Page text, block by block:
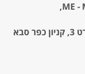
כתובת: שר"פ פלוס כפר סבא, רפפורט 3, קניון כפר סבא